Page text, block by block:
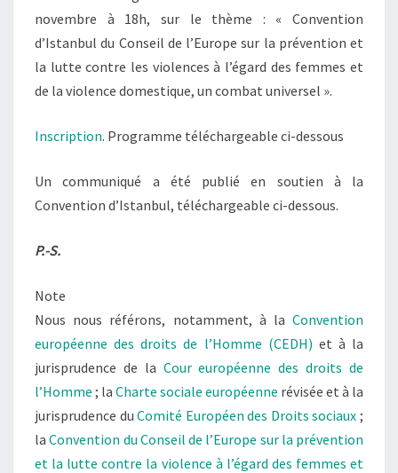
novembre à 18h, sur le thème : « Convention
d’Istanbul du Conseil de l’Europe sur la prévention et
la lutte contre les violences à l’égard des femmes et
de la violence domestique, un combat universel ».
Inscription. Programme téléchargeable ci-dessous
Un communiqué a été publié en soutien à la
Convention d’Istanbul, téléchargeable ci-dessous.
P.-S.
Note
Nous nous référons, notamment, à la Convention
européenne des droits de l’Homme (CEDH) et à la
jurisprudence de la Cour européenne des droits de
l’Homme ; la Charte sociale européenne révisée et à la
jurisprudence duComité Européen des Droits sociaux ;
laConvention du Conseil de l’Europe sur la prévention
et la lutte contre la violence à l’égard des femmes et